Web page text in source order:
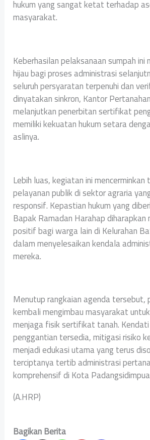
hukum yang sangat ketat terhadap
masyarakat.
Keberhasilan pelaksanaan sumpah ini
hijau bagi proses administrasi
seluruh persyaratan terpenuhi dan
dinyatakan sinkron, Kantor
melanjutkan penerbitan sertifikat
memiliki kekuatan hukum setara
aslinya.
Lebih luas, kegiatan ini
pelayanan publik di sektor agraria
responsif. Kepastian hukum yang
Bapak Ramadan Harahap diharapkan
positif bagi warga lain di Kelurahan
dalam menyelesaikan kendala
mereka.
Menutup rangkaian agenda tersebut,
kembali mengimbau masyarakat
menjaga fisik sertifikat tanah.
penggantian tersedia, mitigasi risiko
menjadi edukasi utama yang terus
terciptanya tertib administrasi
komprehensif di Kota
(A.HRP)
Bagikan Berita